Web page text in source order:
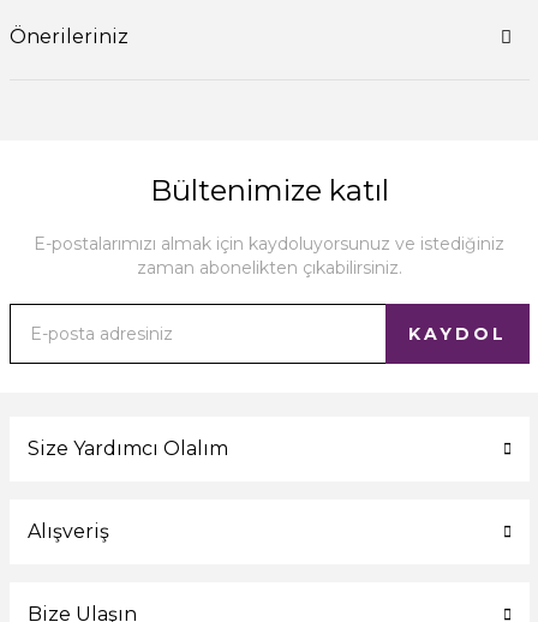
Önerileriniz
Bültenimize katıl
E-postalarımızı almak için kaydoluyorsunuz ve istediğiniz
zaman abonelikten çıkabilirsiniz.
KAYDOL
Size Yardımcı Olalım
Alışveriş
Bize Ulaşın